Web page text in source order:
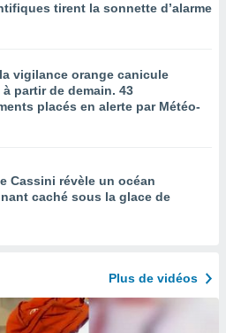
tirent la sonnette d’alarme
vigilance orange canicule
partir de demain. 43
placés en alerte par Météo-
Cassini révèle un océan
caché sous la glace de
Plus de vidéos